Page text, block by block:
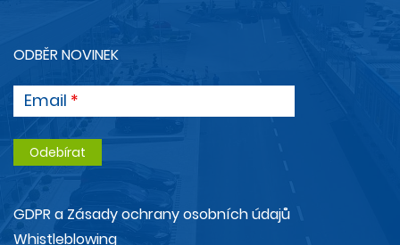
ODBĚR NOVINEK
Email
GDPR a Zásady ochrany osobních údajů
Whistleblowing